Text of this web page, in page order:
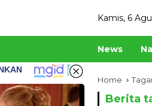
Kamis, 6
News
Home
Berita